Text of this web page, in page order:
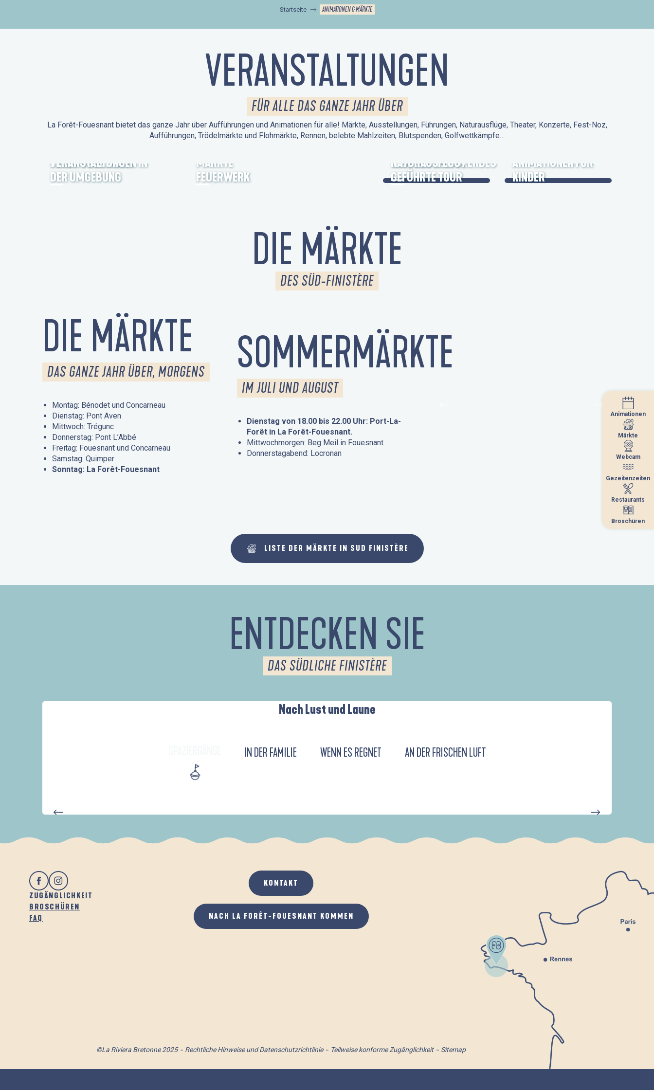
Animationen
Märkte
Webcam
Gezeitenzeiten
Restaurants
Broschüren
Startseite ANIMATIONEN & MÄRKTE
VERANSTALTUNGEN
FÜR ALLE DAS GANZE JAHR ÜBER
La Forêt-Fouesnant bietet das ganze Jahr über Aufführungen und Animationen für alle! Märkte, Ausstellungen, Führungen, Naturausflüge, Theater, Konzerte, Fest-Noz,
Aufführungen, Trödelmärkte und Flohmärkte, Rennen, belebte Mahlzeiten, Blutspenden, Golfwettkämpfe…
FORÊT-FOUESNANT
VERANSTALTUNGEN IN
DER UMGEBUNG
MÄRKTE
FEUERWERK
TAGE DES KULTURERBES
NATURAUSFLUG /
GEFÜHRTE TOUR
ANIMATIONEN FÜR
KINDER
DIE MÄRKTE
DES SÜD-FINISTÈRE
DIE MÄRKTE
DAS GANZE JAHR ÜBER, MORGENS
Montag: Bénodet und Concarneau
Dienstag: Pont Aven
Mittwoch: Trégunc
Donnerstag: Pont L’Abbé
Freitag: Fouesnant und Concarneau
Samstag: Quimper
Sonntag: La Forêt-Fouesnant
SOMMERMÄRKTE
IM JULI UND AUGUST
Dienstag von 18.00 bis 22.00 Uhr: Port-La-
Forêt in La Forêt-Fouesnant.
Mittwochmorgen: Beg Meil in Fouesnant
Donnerstagabend: Locronan
LISTE DER MÄRKTE IN SUD FINISTÈRE
ENTDECKEN SIE
DAS SÜDLICHE FINISTÈRE
Nach Lust und Laune
IN DER FAMILIE WENN ES REGNET AN DER FRISCHEN LUFT
D'UN PORT À
ZUGÄNGLICHKEIT
BROSCHÜREN
FAQ
KONTAKT
NACH LA FORÊT-FOUESNANT KOMMEN
©La Riviera Bretonne 2025 Rechtliche Hinweise und Datenschutzrichtlinie Teilweise konforme Zugänglichkeit Sitemap